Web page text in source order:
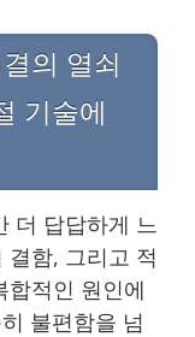
의 열쇠
기술에
더 답답하게 느
결함, 그리고 적
합적인 원인에
불편함을 넘